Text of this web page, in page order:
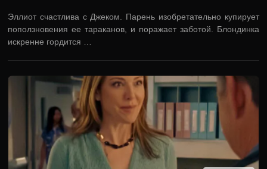
Эллиот счастлива с Джеком. Парень изобретательно купирует
поползновения ее тараканов, и поражает заботой. Блондинка
искренне гордится …